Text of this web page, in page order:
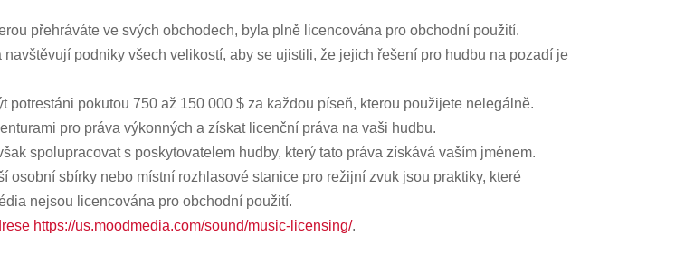
přehráváte ve svých obchodech, byla plně licencována pro obchodní použití.
podniky všech velikostí, aby se ujistili, že jejich řešení pro hudbu na pozadí je
pokutou 750 až 150 000 $ za každou píseň, kterou použijete nelegálně.
pro práva výkonných a získat licenční práva na vaši hudbu.
spolupracovat s poskytovatelem hudby, který tato práva získává vaším jménem.
sbírky nebo místní rozhlasové stanice pro režijní zvuk jsou praktiky, které
nejsou licencována pro obchodní použití.
https://us.moodmedia.com/sound/music-licensing/.